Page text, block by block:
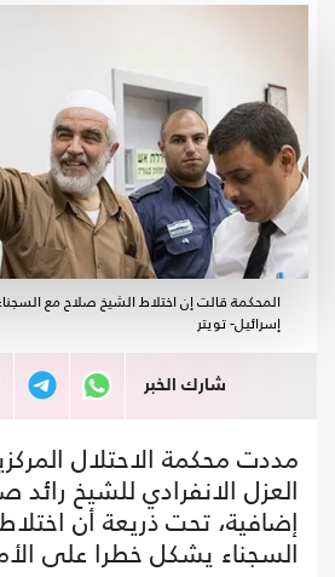
المحكمة قالت إن اختلاط الشيخ صلاح مع
إسرائيل- تويتر
شارك الخبر
مددت محكمة الاحتلال
العزل الانفرادي للشيخ
إضافية، تحت ذريعة أن
السجناء يشكل خطرا على